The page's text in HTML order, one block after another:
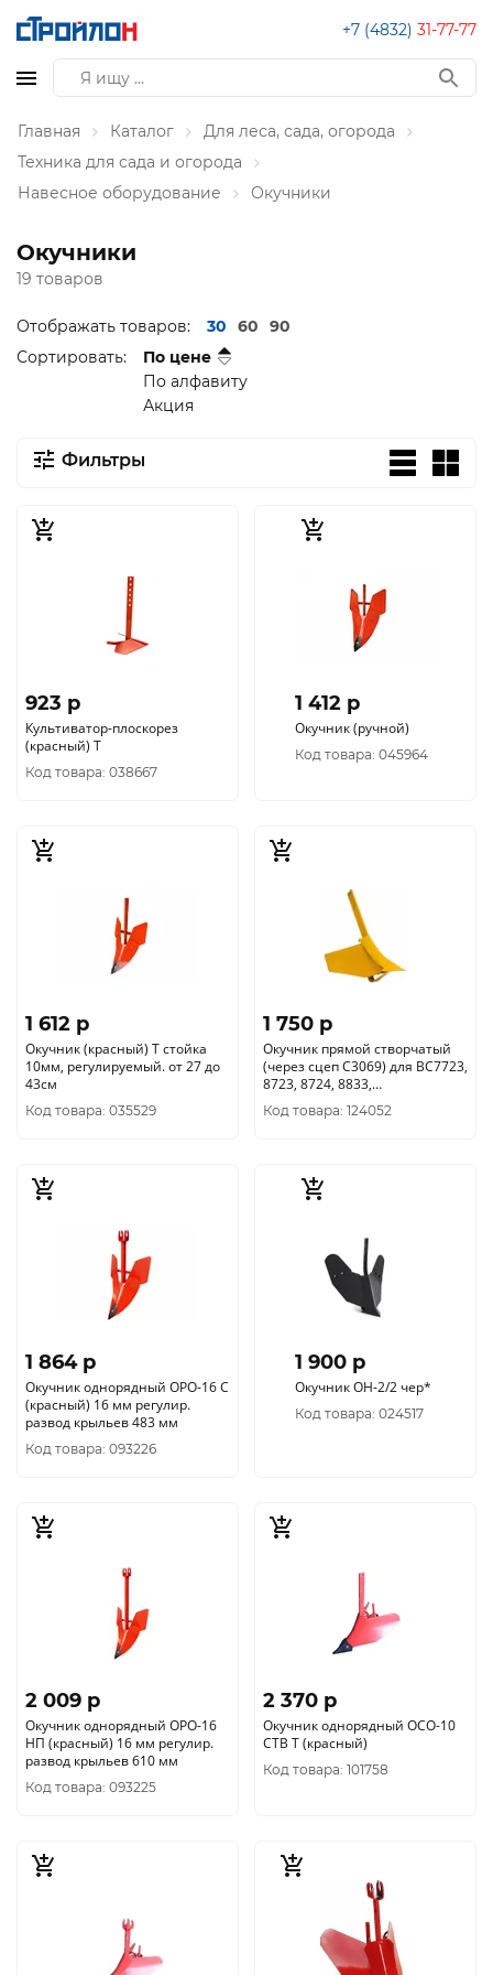
+7 (4832) 31-77-77
Главная Каталог
Для леса, сада, огорода
Техника для сада и огорода
Навесное оборудование
Окучники
Окучники
19 товаров
Отображать товаров: 30 60
90
Сортировать:
По цене
По алфавиту
Акция
Фильтры
923 p
Культиватор-плоскорез
(красный) Т
Код товара: 038667
1 412 p
Окучник (ручной)
Код товара: 045964
1 612 p
Окучник (красный) Т стойка
10мм, регулируемый. от 27 до
43см
Код товара: 035529
1 750 p
Окучник прямой створчатый
(через сцеп C3069) для ВС7723,
8723, 8724, 8833,
1193/DC1163E, 1193E C3072
Код товара: 124052
1 864 p
Окучник однорядный ОРО-16 С
(красный) 16 мм регулир.
развод крыльев 483 мм
Код товара: 093226
1 900 p
Окучник ОН-2/2 чер*
Код товара: 024517
2 009 p
Окучник однорядный ОРО-16
НП (красный) 16 мм регулир.
развод крыльев 610 мм
Код товара: 093225
2 370 p
Окучник однорядный ОСО-10
СТВ Т (красный)
Код товара: 101758